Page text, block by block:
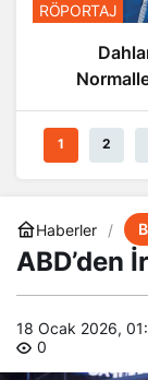
RÖPORTAJ
Bahreynli
Din Adamı
1 2
Haberler
ABD’den
18 Ocak 2026,
0